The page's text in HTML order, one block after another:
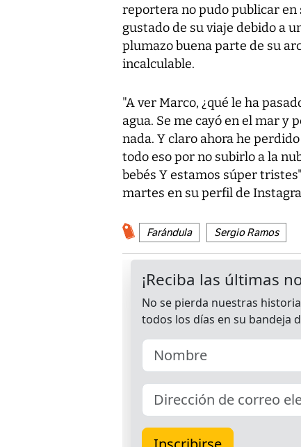
reportera no pudo publicar en
gustado de su viaje debido a
plumazo buena parte de su
incalculable.
"A ver Marco, ¿qué le ha
agua. Se me cayó en el mar y
nada. Y claro ahora he
todo eso por no subirlo a la
bebés Y estamos súper
martes en su perfil de
Farándula Sergio Ramos